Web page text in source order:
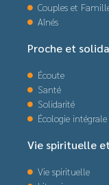
Couples et
Aînés
Proche et
Écoute
Santé
Solidarité
Écologie intégrale
Vie spirituelle
Vie spirituelle